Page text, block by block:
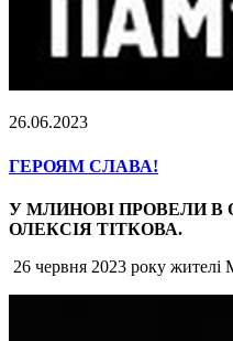
26.06.2023
ГЕРОЯМ СЛАВА!
У МЛИНОВІ ПРОВЕЛИ В
ОЛЕКСІЯ ТІТКОВА.
26 червня 2023 року жителі